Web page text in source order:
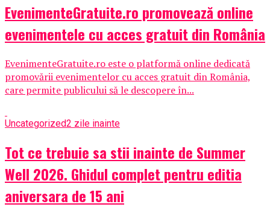
EvenimenteGratuite.ro promovează online
evenimentele cu acces gratuit din România
EvenimenteGratuite.ro este o platformă online dedicată
promovării evenimentelor cu acces gratuit din România,
care permite publicului să le descopere în...
Uncategorized2 zile inainte
Tot ce trebuie sa stii inainte de Summer
Well 2026. Ghidul complet pentru editia
aniversara de 15 ani